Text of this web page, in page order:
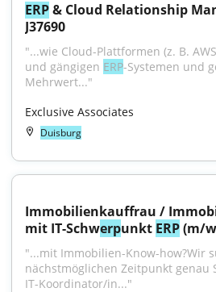
ERP & Cloud Relationship
J37690
"...wie Cloud-Plattformen (z. B.
und gängigen ERP-Systemen und
Mehrwert..."
Exclusive Associates
Duisburg
Immobilienkauffrau /
mit IT-Schwerpunkt ERP (m/
"...mit Immobilien-Know-how?Wir
nächstmöglichen Zeitpunkt genau
IT-Koordinator/in..."